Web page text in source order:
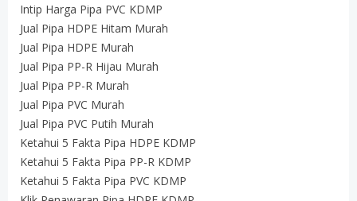
Intip Harga Pipa PVC KDMP
Jual Pipa HDPE Hitam Murah
Jual Pipa HDPE Murah
Jual Pipa PP-R Hijau Murah
Jual Pipa PP-R Murah
Jual Pipa PVC Murah
Jual Pipa PVC Putih Murah
Ketahui 5 Fakta Pipa HDPE KDMP
Ketahui 5 Fakta Pipa PP-R KDMP
Ketahui 5 Fakta Pipa PVC KDMP